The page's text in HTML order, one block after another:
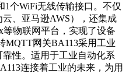
1个WiFi无线传输接口。不仅
、亚马逊AWS），还集成
等物联网平台，实现了设备
MQTT网关BA113采用工业
性。适用于工业自动化系
连接着工业的未来，为用